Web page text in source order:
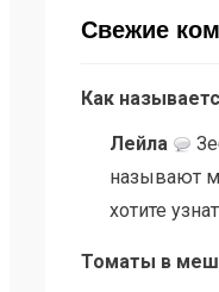
Свежие
Как
Лейла
называют
хотите
Томаты в